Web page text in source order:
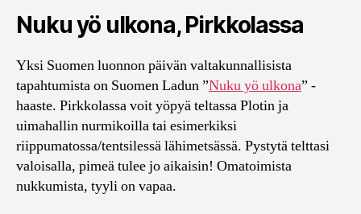
Nuku yö ulkona, Pirkkolassa
Yksi Suomen luonnon päivän valtakunnallisista
tapahtumista on Suomen Ladun ”Nuku yö ulkona” -
haaste. Pirkkolassa voit yöpyä teltassa Plotin ja
uimahallin nurmikoilla tai esimerkiksi
riippumatossa/tentsilessä lähimetsässä. Pystytä telttasi
valoisalla, pimeä tulee jo aikaisin! Omatoimista
nukkumista, tyyli on vapaa.